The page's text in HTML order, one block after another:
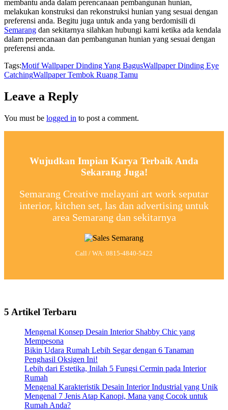
membantu anda dalam perencanaan pembangunan hunian,
melakukan konstruksi dan rekonstruksi hunian yang sesuai dengan
preferensi anda. Begitu juga untuk anda yang berdomisili di
Semarang dan sekitarnya silahkan hubungi kami ketika ada kendala
dalam perencanaan dan pembangunan hunian yang sesuai dengan
preferensi anda.
Tags:Motif Wallpaper Dinding Yang BagusWallpaper Dinding Eye
CatchingWallpaper Tembok Ruang Tamu
Leave a Reply
You must be logged in to post a comment.
Wujudkan Impian Karya Terbaik Anda
Sekarang Juga!
Semarang Creative melayani art work seputar
interior, kitchen set, las dan advertising untuk
area Semarang dan sekitarnya
Call / WA: 0815-4840-5422
5 Artikel Terbaru
Mengenal Konsep Desain Interior Shabby Chic yang
Mempesona
Bikin Udara Rumah Lebih Segar dengan 6 Tanaman
Penghasil Oksigen Ini!
Lebih dari Estetika, Inilah 5 Fungsi Cermin pada Interior
Rumah
Mengenal Karakteristik Desain Interior Industrial yang Unik
Mengenal 7 Jenis Atap Kanopi, Mana yang Cocok untuk
Rumah Anda?